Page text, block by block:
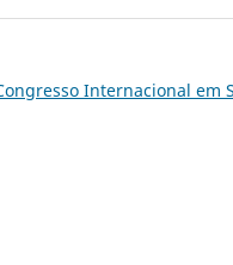
Internacional em